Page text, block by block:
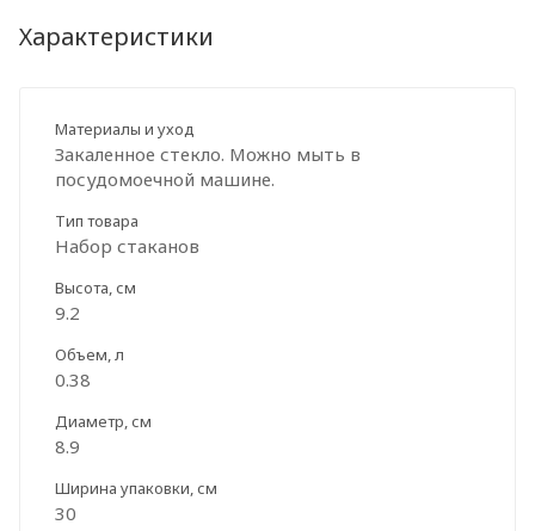
Характеристики
Материалы и уход
Закаленное стекло. Можно мыть в
посудомоечной машине.
Тип товара
Набор стаканов
Высота, см
9.2
Объем, л
0.38
Диаметр, см
8.9
Ширина упаковки, см
30